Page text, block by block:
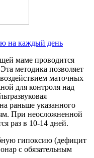
на каждый день
маме проводится
методика позволяет
маточных
для контроля над
раньше указанного
При неосложненной
раз в 10-14 дней.
гипоксию (дефицит
с обязательным